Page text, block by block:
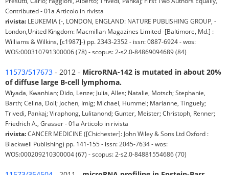
Contributed - 01a Articolo in rivista
rivista: LEUKEMIA (-, LONDON, ENGLAND: NATURE PUBLISHING GROUP, -
London,United Kingdom: Macmillan Magazines Limited -[Baltimore, Md.] :
Williams & Wilkins, [c1987]-) pp. 2343-2352 - issn: 0887-6924 - wos:
WOS:000310791300006 (78) - scopus: 2-s2.0-84869094689 (84)
11573/517673 - 2012 - MicroRNA-142 is mutated in about 20%
of diffuse large B-cell lymphoma.
Wiyada, Kwanhian; Dido, Lenze; Julia, Alles; Natalie, Motsch; Stephanie,
Barth; Celina, Doll; Jochen, Imig; Michael, Hummel; Marianne, Tinguely;
Trivedi, Pankaj; Viraphong, Lulitanond; Gunter, Meister; Christoph, Renner;
Friedrich A., Grasser - 01a Articolo in rivista
rivista:CANCER MEDICINE ([Chichester]: John Wiley & Sons Ltd Oxford :
Blackwell Publishing) pp. 141-155 - issn: 2045-7634 - wos:
WOS:000209210300004 (67) - scopus: 2-s2.0-84881554686 (70)